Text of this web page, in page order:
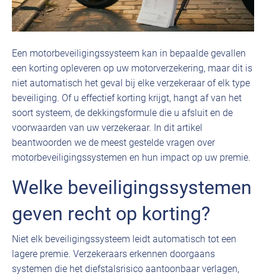
Een motorbeveiligingssysteem kan in bepaalde gevallen
een korting opleveren op uw motorverzekering, maar dit is
niet automatisch het geval bij elke verzekeraar of elk type
beveiliging. Of u effectief korting krijgt, hangt af van het
soort systeem, de dekkingsformule die u afsluit en de
voorwaarden van uw verzekeraar. In dit artikel
beantwoorden we de meest gestelde vragen over
motorbeveiligingssystemen en hun impact op uw premie.
Welke beveiligingssystemen
geven recht op korting?
Niet elk beveiligingssysteem leidt automatisch tot een
lagere premie. Verzekeraars erkennen doorgaans
systemen die het diefstalsrisico aantoonbaar verlagen,